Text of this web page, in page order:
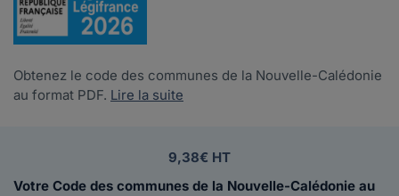
Obtenez le code des communes de la Nouvelle-Calédonie
au format PDF. Lire la suite
9,38€ HT
Votre Code des communes de la Nouvelle-Calédonie au